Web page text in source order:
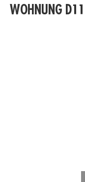
WOHNUNG D11